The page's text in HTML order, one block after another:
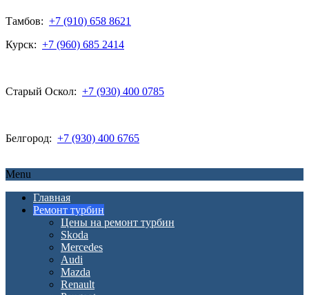
Тамбов: +7 (910) 658 8621
Курск: +7 (960) 685 2414
Старый Оскол: +7 (930) 400 0785
Белгород: +7 (930) 400 6765
Menu
Главная
Ремонт турбин
Цены на ремонт турбин
Skoda
Mercedes
Audi
Mazda
Renault